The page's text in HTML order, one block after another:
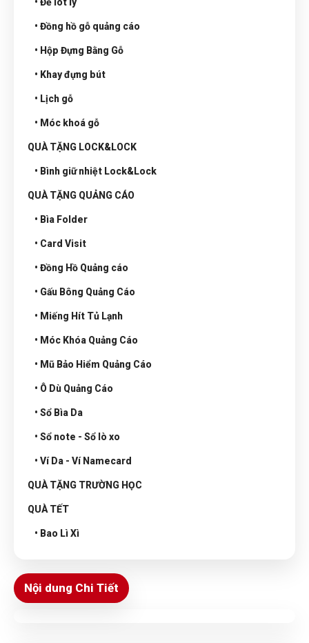
• Đồng hồ gỗ quảng cáo
• Hộp Đựng Bằng Gỗ
• Khay đựng bút
• Lịch gỗ
• Móc khoá gỗ
QUÀ TẶNG LOCK&LOCK
• Bình giữ nhiệt Lock&Lock
QUÀ TẶNG QUẢNG CÁO
• Bìa Folder
• Card Visit
• Đồng Hồ Quảng cáo
• Gấu Bông Quảng Cáo
• Miếng Hít Tủ Lạnh
• Móc Khóa Quảng Cáo
• Mũ Bảo Hiểm Quảng Cáo
• Ô Dù Quảng Cáo
• Sổ Bìa Da
• Sổ note - Sổ lò xo
• Ví Da - Ví Namecard
QUÀ TẶNG TRƯỜNG HỌC
QUÀ TẾT
• Bao Lì Xì
Nội dung Chi Tiết